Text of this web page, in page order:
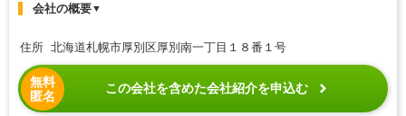
会社の概要▼
住所 北海道札幌市厚別区厚別南一丁目１８番１号
無料
匿名
この会社を含めた会社紹介を申込む